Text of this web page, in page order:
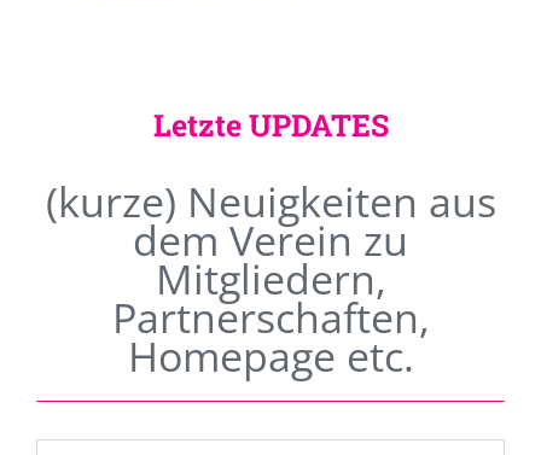
Letzte UPDATES
(kurze) Neuigkeiten aus
dem Verein zu
Mitgliedern,
Partnerschaften,
Homepage etc.